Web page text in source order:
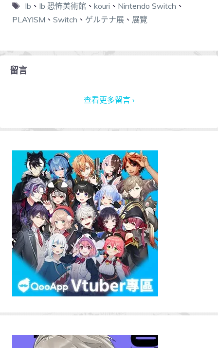
Ib 、 Ib 恐怖美術館 、 kouri 、 Nintendo Switch 、
PLAYISM 、 Switch 、 ゲルテナ展 、 展覽
留言
查看更多留言 ›